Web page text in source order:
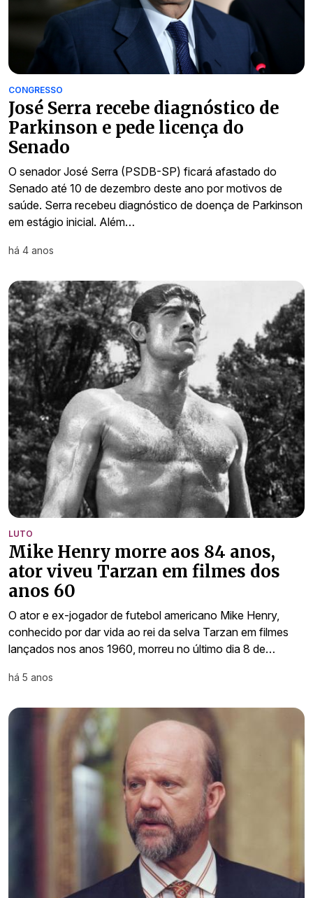
CONGRESSO
José Serra recebe diagnóstico de
Parkinson e pede licença do
Senado
O senador José Serra (PSDB-SP) ficará afastado do
Senado até 10 de dezembro deste ano por motivos de
saúde. Serra recebeu diagnóstico de doença de Parkinson
em estágio inicial. Além…
há 4 anos
LUTO
Mike Henry morre aos 84 anos,
ator viveu Tarzan em filmes dos
anos 60
O ator e ex-jogador de futebol americano Mike Henry,
conhecido por dar vida ao rei da selva Tarzan em filmes
lançados nos anos 1960, morreu no último dia 8 de…
há 5 anos